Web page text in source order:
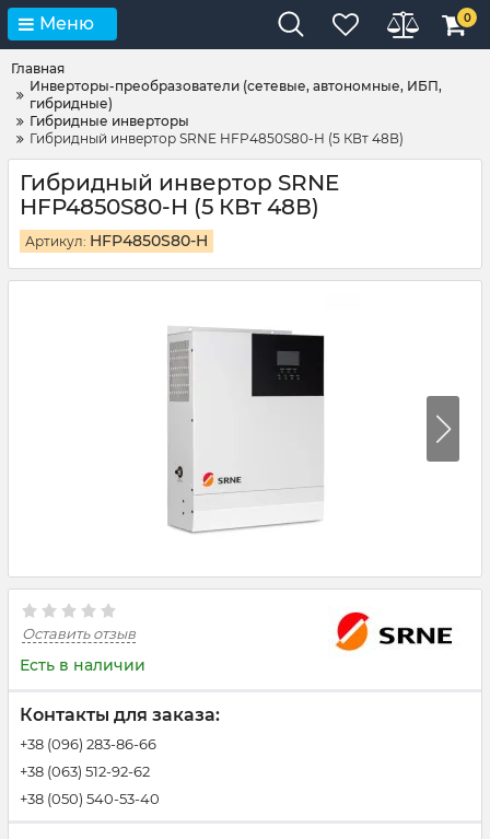
Меню 0
Главная
Инверторы-преобразователи (сетевые, автономные, ИБП,
гибридные)
Гибридные инверторы
Гибридный инвертор SRNE HFP4850S80-H (5 КВт 48В)
Гибридный инвертор SRNE
HFP4850S80-H (5 КВт 48В)
Артикул: HFP4850S80-H
Оставить отзыв
Есть в наличии
Контакты для заказа:
+38 (096) 283-86-66
+38 (063) 512-92-62
+38 (050) 540-53-40